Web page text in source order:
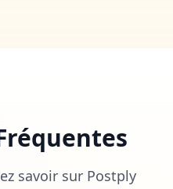
savoir sur Postply